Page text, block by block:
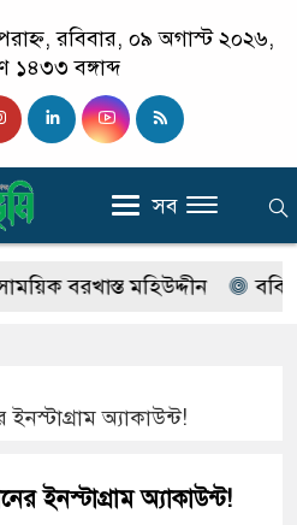
রবিবার, ০৯ অগাস্ট ২০২৬,
১৪৩৩ বঙ্গাব্দ
সব
মহিউদ্দীন ববি সংলগ্ন
অ্যাকাউন্ট!
ইনস্টাগ্রাম অ্যাকাউন্ট!